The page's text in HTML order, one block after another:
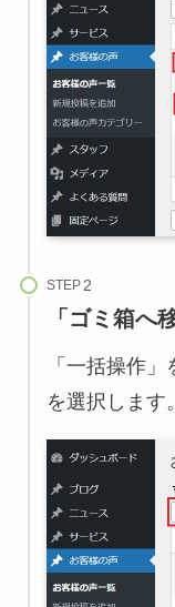
STEP
「ゴミ箱へ
「一括操作
を選択します。